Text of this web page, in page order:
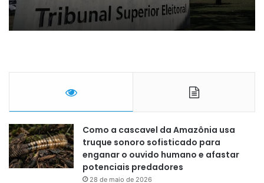
Como a cascavel da Amazônia usa
truque sonoro sofisticado para
enganar o ouvido humano e afastar
potenciais predadores
28 de maio de 2026